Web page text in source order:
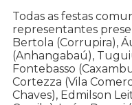
Todas as festas
representantes
Bertola (Corrupira),
(Anhangabaú),
Fontebasso
Cortezza (Vila
Chaves), Edmilson